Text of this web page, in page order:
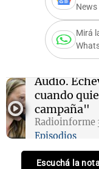
News
Mirá
Audio.
cuando
campaña"
Radioinforme
Episodios
Escuchá la